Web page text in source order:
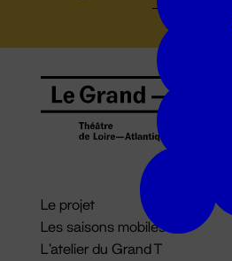
Le projet
Les saisons mobiles
L'atelier du Grand T